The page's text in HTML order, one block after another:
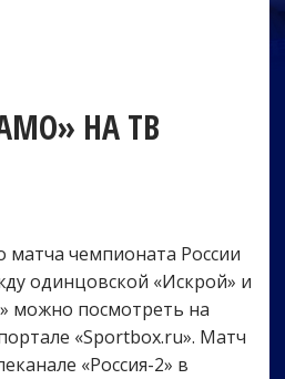
НА ТВ
матча чемпионата России
одинцовской «Искрой» и
можно посмотреть на
«Sportbox.ru». Матч
«Россия-2» в